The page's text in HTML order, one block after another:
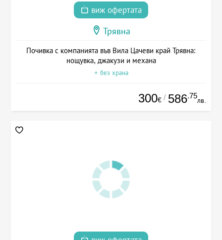
виж офертата
Трявна
Почивка с компанията във Вила Цачеви край Трявна:
нощувка, джакузи и механа
+ без храна
300€ / 586.75
лв.